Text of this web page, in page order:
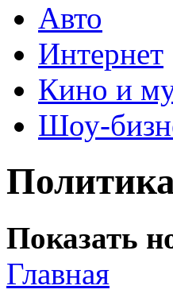
Авто
Интернет
Кино и
Шоу-
Показать
Главная